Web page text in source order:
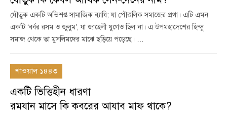
যৌতুক একটি অভিশপ্ত সামাজিক ব্যাধি; যা পৌত্তলিক সমাজের প্রথা। এটি এমন
একটি ‘বর্বর রসম ও জুলুম’, যা জাহেলী যুগেও ছিল না। এ উপমহাদেশের হিন্দু
সমাজ থেকে তা মুসলিমদের মাঝে ছড়িয়ে পড়েছে। …
শাওয়াল ১৪৪৩
একটি ভিত্তিহীন ধারণা
রমযান মাসে কি কবরের আযাব মাফ থাকে?